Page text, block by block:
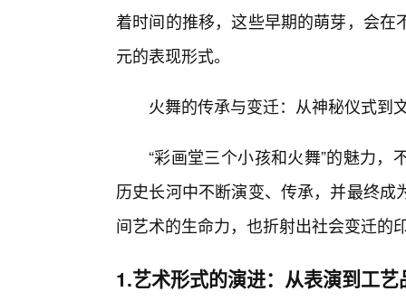
着时间的推移，这些早期的萌芽，会
元的表现形式。
火舞的传承与变迁：从神秘仪式到
“彩画堂三个小孩和火舞”的魅力
历史长河中不断演变、传承，并最终
间艺术的生命力，也折射出社会变迁的
1.艺术形式的演进：从表演到工艺